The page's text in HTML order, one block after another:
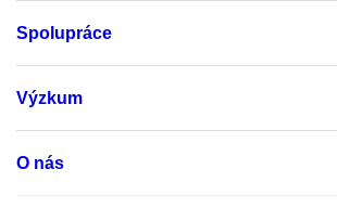
Spolupráce
Výzkum
O nás